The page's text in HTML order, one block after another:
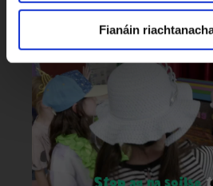
Fianáin
Mo Pheata